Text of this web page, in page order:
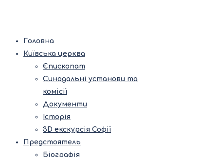
Головна
Київська церква
Єпископат
Синодальні установи та
комісії
Документи
Історія
3D екскурсія Софії
Предстоятель
Біографія